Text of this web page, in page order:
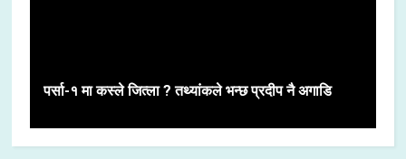
पर्सा-१ मा कस्ले जित्ला ? तथ्यांकले भन्छ प्रदीप नै अगाडि